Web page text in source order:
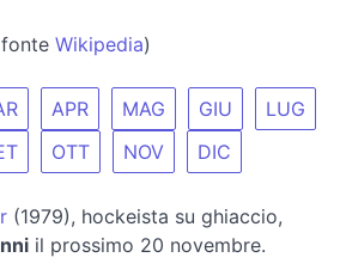
Wikipedia)
APR MAG GIU
LUG
OTT NOV DIC
(1979), hockeista su ghiaccio,
il prossimo 20 novembre.